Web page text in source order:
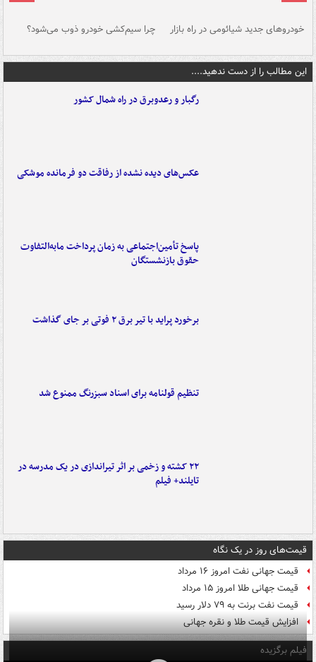
خودروهای جدید شیائومی در راه بازار چرا سیم‌کشی خودرو ذوب می‌شود؟
این مطالب را از دست ندهید....
رگبار و رعدوبرق در راه شمال کشور
عکس‌های دیده نشده از رفاقت دو فرمانده‌ موشکی
پاسخ تأمین‌اجتماعی به زمان پرداخت مابه‌التفاوت
حقوق بازنشستگان
برخورد پراید با تیر برق ۲ فوتی بر جای گذاشت
تنظیم قولنامه برای اسناد سبزرنگ ممنوع شد
۲۲ کشته و زخمی بر اثر تیراندازی در یک مدرسه در
تایلند+ فیلم
قیمت‌های روز در یک نگاه
قیمت جهانی نفت امروز ۱۶ مرداد
قیمت جهانی طلا امروز ۱۵ مرداد
قیمت نفت برنت به ۷۹ دلار رسید
افزایش قیمت طلا و نقره جهانی
فیلم برگزیده